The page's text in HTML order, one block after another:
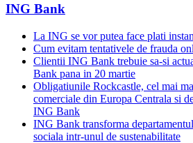
ING Bank
La ING se vor putea face plati
Cum evitam tentativele de frauda
Clientii ING Bank trebuie sa-si
Bank pana in 20 martie
Obligatiunile Rockcastle, cel mai
comerciale din Europa Centrala si
ING Bank
ING Bank transforma
sociala intr-unul de sustenabilitate